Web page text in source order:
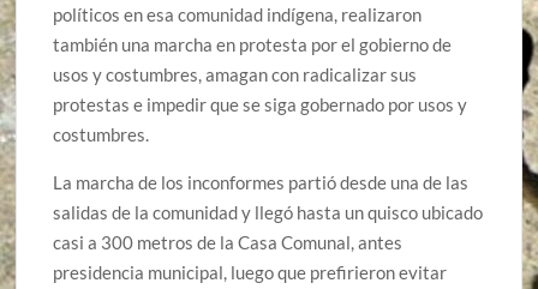
políticos en esa comunidad indígena, realizaron
también una marcha en protesta por el gobierno de
usos y costumbres, amagan con radicalizar sus
protestas e impedir que se siga gobernado por usos y
costumbres.
La marcha de los inconformes partió desde una de las
salidas de la comunidad y llegó hasta un quisco ubicado
casi a 300 metros de la Casa Comunal, antes
presidencia municipal, luego que prefirieron evitar